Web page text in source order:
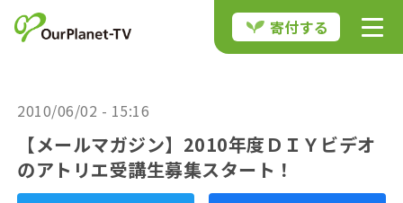
寄付する
2010/06/02 - 15:16
【メールマガジン】2010年度ＤＩＹビデオ
のアトリエ受講生募集スタート！